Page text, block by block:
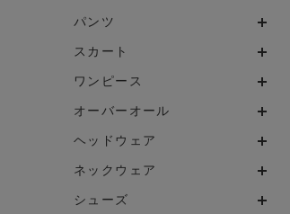
パンツ
スカート
ワンピース
オーバーオール
ヘッドウェア
ネックウェア
シューズ